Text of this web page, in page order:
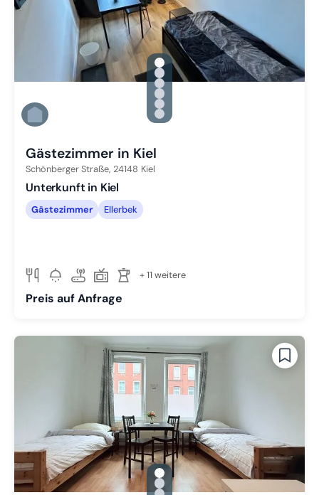
gallery.slide_selector
Zu Slide 1 wechseln
Zu Slide 2 wechseln
Zu Slide 3 wechseln
Zu Slide 4 wechseln
Zu Slide 5 wechseln
Zu Slide 6 wechseln
Gästezimmer in Kiel
Schönberger Straße, 24148 Kiel
Unterkunft in Kiel
Gästezimmer Ellerbek
+ 11 weitere
Preis auf Anfrage
gallery.slide_selector
Zu Slide 1 wechseln